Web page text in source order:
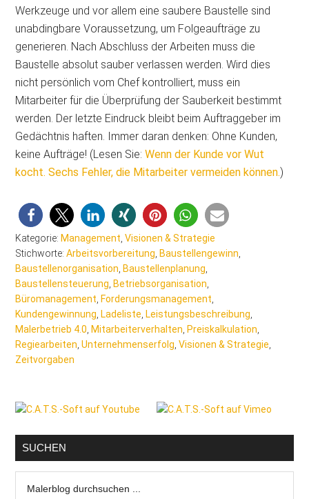
Werkzeuge und vor allem eine saubere Baustelle sind
unabdingbare Voraussetzung, um Folgeaufträge zu
generieren. Nach Abschluss der Arbeiten muss die
Baustelle absolut sauber verlassen werden. Wird dies
nicht persönlich vom Chef kontrolliert, muss ein
Mitarbeiter für die Überprüfung der Sauberkeit bestimmt
werden. Der letzte Eindruck bleibt beim Auftraggeber im
Gedächtnis haften. Immer daran denken: Ohne Kunden,
keine Aufträge! (Lesen Sie:Wenn der Kunde vor Wut
kocht. Sechs Fehler, die Mitarbeiter vermeiden können.)
Kategorie: Management ,Visionen & Strategie
Stichworte:Arbeitsvorbereitung Baustellengewinn
Baustellenorganisation Baustellenplanung
Baustellensteuerung Betriebsorganisation
Büromanagement Forderungsmanagement
Kundengewinnung Ladeliste Leistungsbeschreibung
Malerbetrieb 4.0 Mitarbeiterverhalten Preiskalkulation
Regiearbeiten ,Unternehmenserfolg ,Visionen & Strategie
Zeitvorgaben
Seitenspalte
SUCHEN
durchsuchen